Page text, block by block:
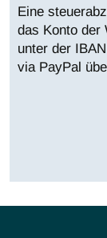
Eine
das Konto der
unter der
via PayPal